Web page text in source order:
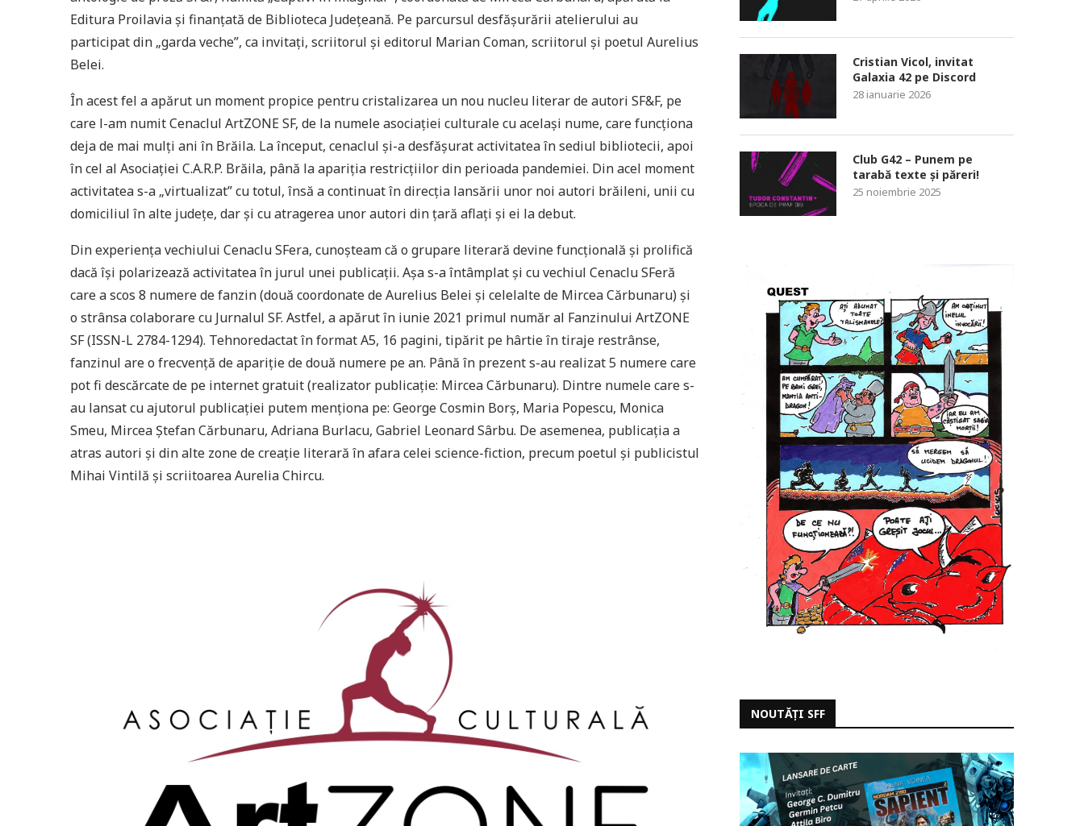
Editura Proilavia şi finanţată de Biblioteca Judeţeană. Pe parcursul desfăşurării atelierului au
participat din „garda veche”, ca invitaţi, scriitorul şi editorul Marian Coman, scriitorul şi poetul Aurelius
Belei.
În acest fel a apărut un moment propice pentru cristalizarea un nou nucleu literar de autori SF&F, pe
care l-am numit Cenaclul ArtZONE SF, de la numele asociaţiei culturale cu acelaşi nume, care funcţiona
deja de mai mulţi ani în Brăila. La început, cenaclul şi-a desfăşurat activitatea în sediul bibliotecii, apoi
în cel al Asociaţiei C.A.R.P. Brăila, până la apariţia restricţiilor din perioada pandemiei. Din acel moment
activitatea s-a „virtualizat” cu totul, însă a continuat în direcţia lansării unor noi autori brăileni, unii cu
domiciliul în alte judeţe, dar şi cu atragerea unor autori din ţară aflaţi şi ei la debut.
Din experienţa vechiului Cenaclu SFera, cunoşteam că o grupare literară devine funcţională şi prolifică
dacă îşi polarizează activitatea în jurul unei publicaţii. Aşa s-a întâmplat şi cu vechiul Cenaclu SFeră
care a scos 8 numere de fanzin (două coordonate de Aurelius Belei şi celelalte de Mircea Cărbunaru) şi
o strânsa colaborare cu Jurnalul SF. Astfel, a apărut în iunie 2021 primul număr al Fanzinului ArtZONE
SF (ISSN-L 2784-1294). Tehnoredactat în format A5, 16 pagini, tipărit pe hârtie în tiraje restrânse,
fanzinul are o frecvenţă de apariţie de două numere pe an. Până în prezent s-au realizat 5 numere care
pot fi descărcate de pe internet gratuit (realizator publicaţie: Mircea Cărbunaru). Dintre numele care s-
au lansat cu ajutorul publicaţiei putem menţiona pe: George Cosmin Borş, Maria Popescu, Monica
Smeu, Mircea Ştefan Cărbunaru, Adriana Burlacu, Gabriel Leonard Sârbu. De asemenea, publicaţia a
atras autori şi din alte zone de creaţie literară în afara celei science-fiction, precum poetul şi publicistul
Mihai Vintilă şi scriitoarea Aurelia Chircu.
Cristian Vicol, invitat
Galaxia 42 pe Discord
28 ianuarie 2026
Club G42 – Punem pe
tarabă texte și păreri!
25 noiembrie 2025
NOUTĂȚI SFF